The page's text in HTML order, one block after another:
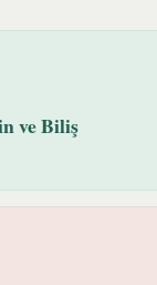
ve Biliş